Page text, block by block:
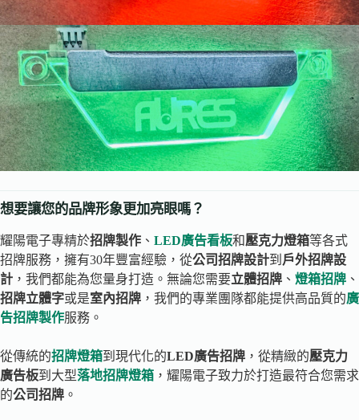
想要讓您的品牌形象更加亮眼嗎？
耀陽電子專精於招牌製作 、 LED廣告看板和壓克力燈箱等各式
招牌服務，擁有30年豐富經驗，從公司招牌設計到 戶外招牌設
計 ，我們都能為您量身打造。無論您需要立體招牌 、 燈箱招牌 、
招牌立體字或是室內招牌 ，我們的專業團隊都能提供高品質的廣
告招牌製作服務。
從傳統的招牌燈箱到現代化的LED廣告招牌 ，從精緻的壓克力
廣告板到大型落地招牌燈箱 ，耀陽電子致力於打造最符合您需求
的公司招牌 。